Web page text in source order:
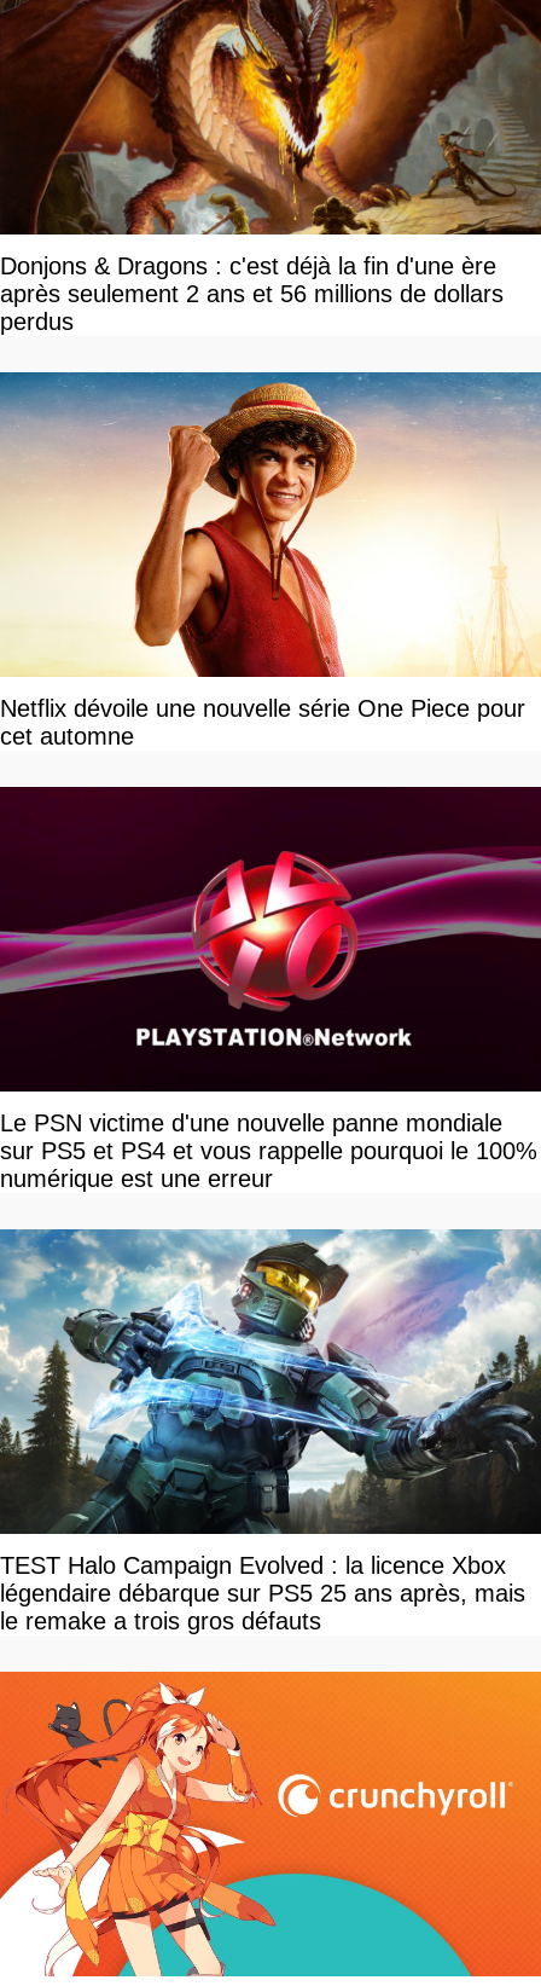
Donjons & Dragons : c'est déjà la fin d'une ère
après seulement 2 ans et 56 millions de dollars
perdus
Netflix dévoile une nouvelle série One Piece pour
cet automne
Le PSN victime d'une nouvelle panne mondiale
sur PS5 et PS4 et vous rappelle pourquoi le 100%
numérique est une erreur
TEST Halo Campaign Evolved : la licence Xbox
légendaire débarque sur PS5 25 ans après, mais
le remake a trois gros défauts